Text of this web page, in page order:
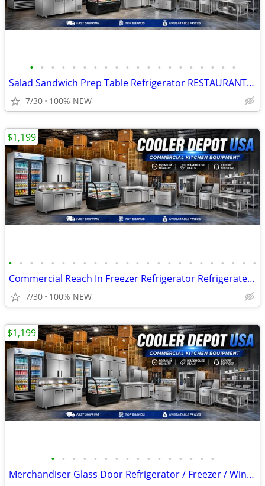
• • • • • • • • • • • • • • • • • • • •
Salad Sandwich Prep Table Refrigerator RESTAURANT EQUIPMENT More photo
7/30 100% NEW
• • • • • • • • • • • • • • • • • • • • • • • •
Commercial Reach In Freezer Refrigerator Refrigerated Cooler RESTAURAN
7/30 100% NEW
$1,199
• • • • • • • • • • • • • • • •
Merchandiser Glass Door Refrigerator / Freezer / Wine Cooler
$1,199